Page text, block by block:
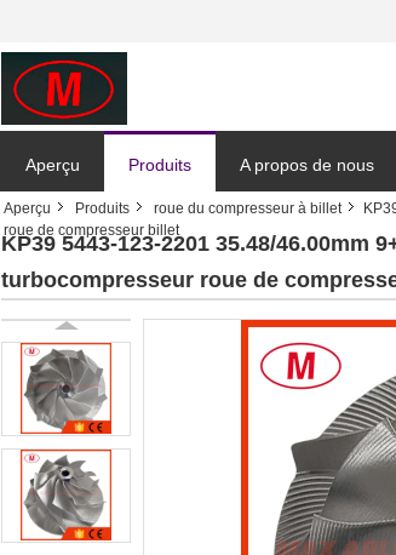
Aperçu Produits A propos de nous
Aperçu Produits roue du compresseur à billet
roue de compresseur billet
KP39 5443-123-2201 35.48/
turbocompresseur roue de